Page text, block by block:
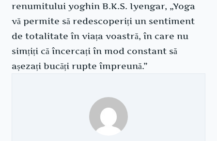
renumitului yoghin B.K.S. Iyengar, „Yoga
vă permite să redescoperiți un sentiment
de totalitate în viața voastră, în care nu
simțiți că încercați în mod constant să
așezați bucăți rupte împreună.”